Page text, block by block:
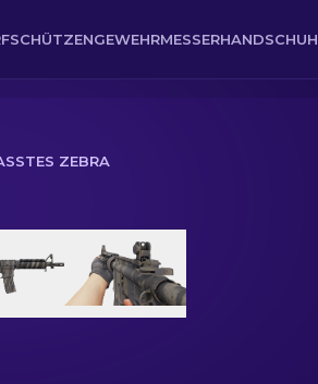
MESSERHANDSCHUH
ZEBRA